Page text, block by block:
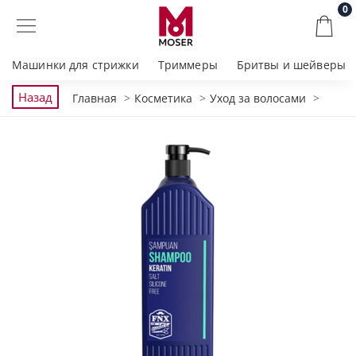
0
Машинки для стрижки Триммеры Бритвы и шейверы
Назад Главная Косметика Уход за волосами